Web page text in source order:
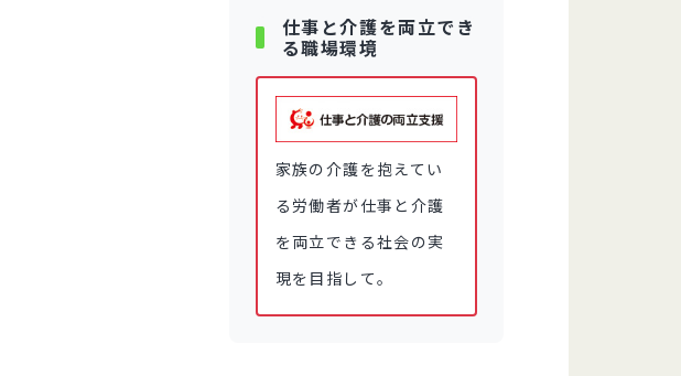
仕事と介護を両立でき
る職場環境
家族の介護を抱えてい
る労働者が仕事と介護
を両立できる社会の実
現を目指して。